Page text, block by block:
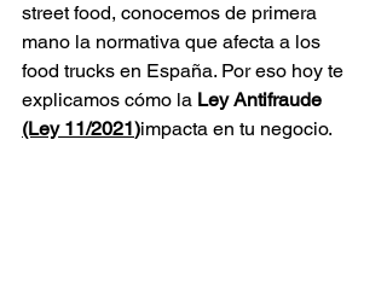
street food, conocemos de primera
mano la normativa que afecta a los
food trucks en España. Por eso hoy te
explicamos cómo la Ley Antifraude
(Ley 11/2021)impacta en tu negocio.